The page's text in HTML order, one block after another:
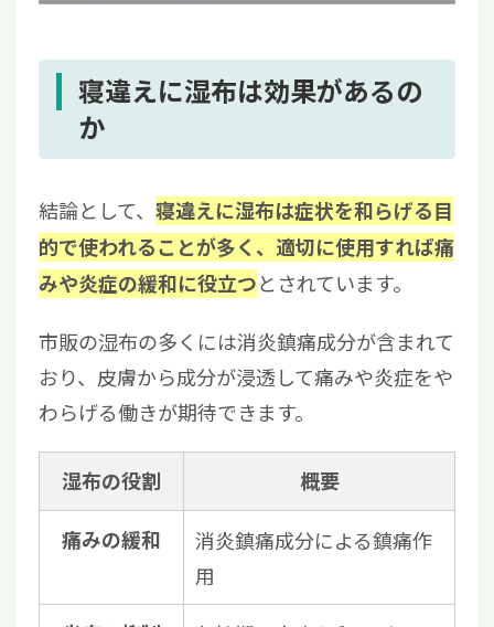
病院を受診する目安
8 首・神経機能回復を目指す再生医療という選
とが重要
寝違えに湿布は効果があるの
か
結論として、 寝違えに湿布は症状を和らげる目
的で使われることが多く、適切に使用すれば痛
みや炎症の緩和に役立つとされています。
市販の湿布の多くには消炎鎮痛成分が含まれて
おり、皮膚から成分が浸透して痛みや炎症をや
わらげる働きが期待できます。
湿布の役割 概要
痛みの緩和
消炎鎮痛成分による鎮痛作
用